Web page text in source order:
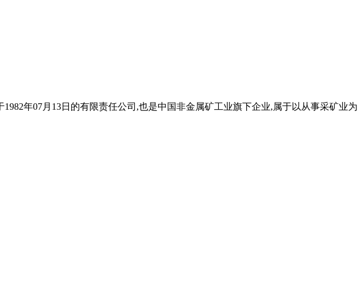
年07月13日的有限责任公司,也是中国非金属矿工业旗下企业,属于以从事采矿业为